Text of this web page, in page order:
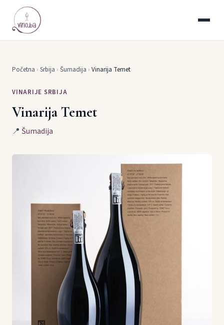
Početna › Srbija › Šumadija › Vinarija Temet
VINARIJE SRBIJA
Vinarija Temet
📍 Šumadija